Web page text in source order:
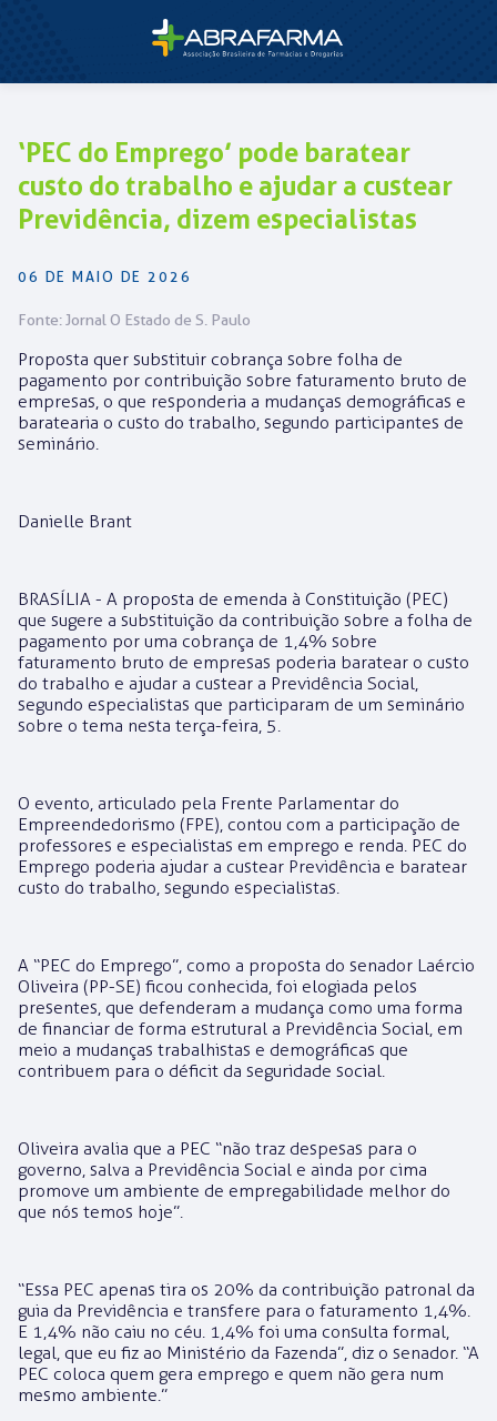
‘PEC do Emprego’ pode baratear
custo do trabalho e ajudar a custear
Previdência, dizem especialistas
06 DE MAIO DE 2026
Fonte: Jornal O Estado de S. Paulo
Proposta quer substituir cobrança sobre folha de
pagamento por contribuição sobre faturamento bruto de
empresas, o que responderia a mudanças demográficas e
baratearia o custo do trabalho, segundo participantes de
seminário.
Danielle Brant
BRASÍLIA - A proposta de emenda à Constituição (PEC)
que sugere a substituição da contribuição sobre a folha de
pagamento por uma cobrança de 1,4% sobre
faturamento bruto de empresas poderia baratear o custo
do trabalho e ajudar a custear a Previdência Social,
segundo especialistas que participaram de um seminário
sobre o tema nesta terça-feira, 5.
O evento, articulado pela Frente Parlamentar do
Empreendedorismo (FPE), contou com a participação de
professores e especialistas em emprego e renda. PEC do
Emprego poderia ajudar a custear Previdência e baratear
custo do trabalho, segundo especialistas.
A “PEC do Emprego”, como a proposta do senador Laércio
Oliveira (PP-SE) ficou conhecida, foi elogiada pelos
presentes, que defenderam a mudança como uma forma
de financiar de forma estrutural a Previdência Social, em
meio a mudanças trabalhistas e demográficas que
contribuem para o déficit da seguridade social.
Oliveira avalia que a PEC “não traz despesas para o
governo, salva a Previdência Social e ainda por cima
promove um ambiente de empregabilidade melhor do
que nós temos hoje”.
“Essa PEC apenas tira os 20% da contribuição patronal da
guia da Previdência e transfere para o faturamento 1,4%.
E 1,4% não caiu no céu. 1,4% foi uma consulta formal,
legal, que eu fiz ao Ministério da Fazenda”, diz o senador. “A
PEC coloca quem gera emprego e quem não gera num
mesmo ambiente.”